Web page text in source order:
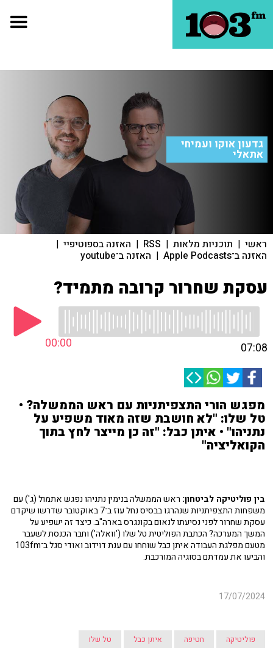
גדעון אוקו ועמיחי
אתאלי
ראשי | תוכניות מלאות |
RSS
| האזנה בספוטיפיי |
האזנה ב־Apple Podcasts | האזנה ב־youtube
עסקת שחרור קרובה מתמיד?
00:00 07:08
מפגש הורי התצפיתניות עם ראש הממשלה? •
טל שלו: "לא חושבת שזה מאוד משפיע על
נתניהו" • איתן כבל: "זה כן מייצר לחץ בתוך
הקואליציה"
בין פוליטיקה לביטחון: ראש הממשלה בנימין נתניהו נפגש אתמול (ג') עם
משפחות התצפיתניות שנהרגו בבסיס נחל עוז ב־7 באוקטובר שדרשו שיקדם
עסקת שחרור לפני נסיעתו לנאום בקונגרס בארה"ב. כיצד זה ישפיע על
המשך המערכה? הכתבת הפוליטית טל שלו ('וואלה') וחבר הכנסת לשעבר
מטעם מפלגת העבודה איתן כבל שוחחו עם ענת דוידוב ואודי סגל ב־103fm
והביעו את עמדתם בסוגיה המורכבת.
17/07/2024
פוליטיקה חטיפה איתן כבל
טל שלו